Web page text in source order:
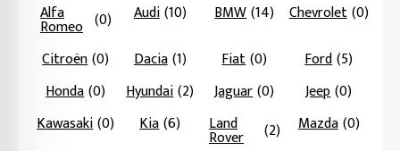
Alfa
Romeo (0) Audi(10) BMW(14) Chevrolet(0)
Citroën(0) Dacia(1) Fiat(0) Ford(5)
Honda(0) Hyundai(2) Jaguar(0) Jeep(0)
Kawasaki(0) Kia(6) Land
Rover (2) Mazda(0)